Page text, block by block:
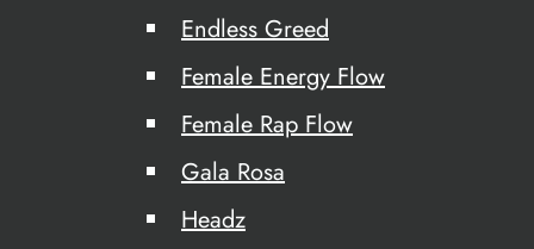
Endless Greed
Female Energy Flow
Female Rap Flow
Gala Rosa
Headz